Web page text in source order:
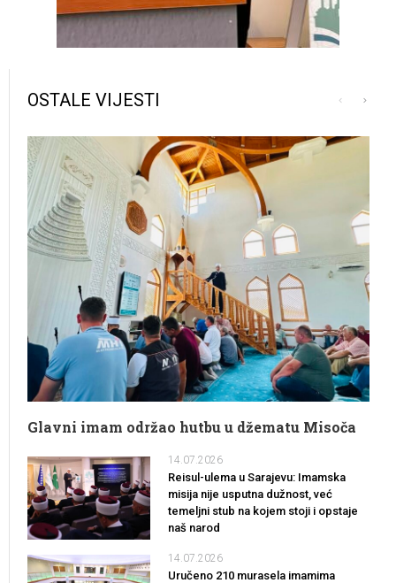
OSTALE VIJESTI
Glavni imam održao hutbu u džematu Misoča
14.07.2026
Reisul-ulema u Sarajevu: Imamska
misija nije usputna dužnost, već
temeljni stub na kojem stoji i opstaje
naš narod
14.07.2026
Uručeno 210 murasela imamima